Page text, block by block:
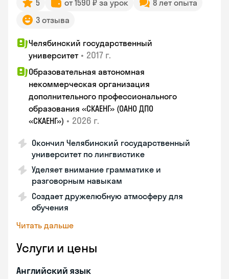
5 от 1590 ₽ за урок
8 лет опыта
3 отзыва
Челябинский государственный
университет • 2017 г.
Образовательная автономная
некоммерческая организация
дополнительного профессионального
образования «СКАЕНГ» (ОАНО ДПО
«СКАЕНГ») • 2026 г.
Окончил Челябинский государственный
университет по лингвистике
Уделяет внимание грамматике и
разговорным навыкам
Создает дружелюбную атмосферу для
обучения
Читать дальше
Услуги и цены
Английский язык